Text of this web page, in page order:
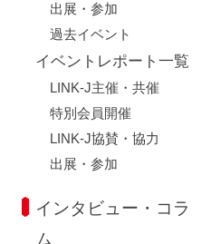
出展・参加
過去イベント
イベントレポート一覧
LINK-J主催・共催
特別会員開催
LINK-J協賛・協力
出展・参加
インタビュー・コラ
ム